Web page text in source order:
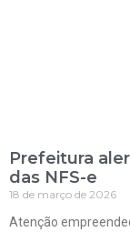
Prefeitura
das NFS-e
18 de março de 2026
Atenção